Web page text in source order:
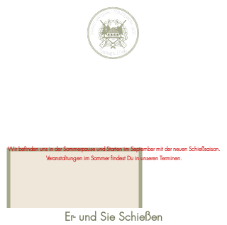
Wir befinden uns in der Sommerpause und Starten im September mit der neuen Schießsaison.
Veranstaltungen im Sommer findest Du in unseren Terminen.
Er- und Sie Schießen